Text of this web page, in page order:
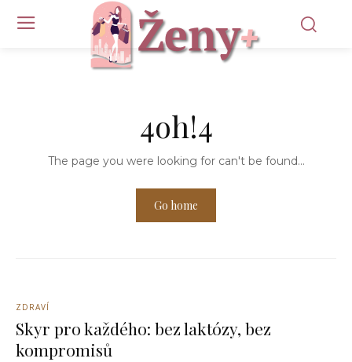
4oh!4
The page you were looking for can't be found...
Go home
ZDRAVÍ
Skyr pro každého: bez laktózy, bez
kompromisů